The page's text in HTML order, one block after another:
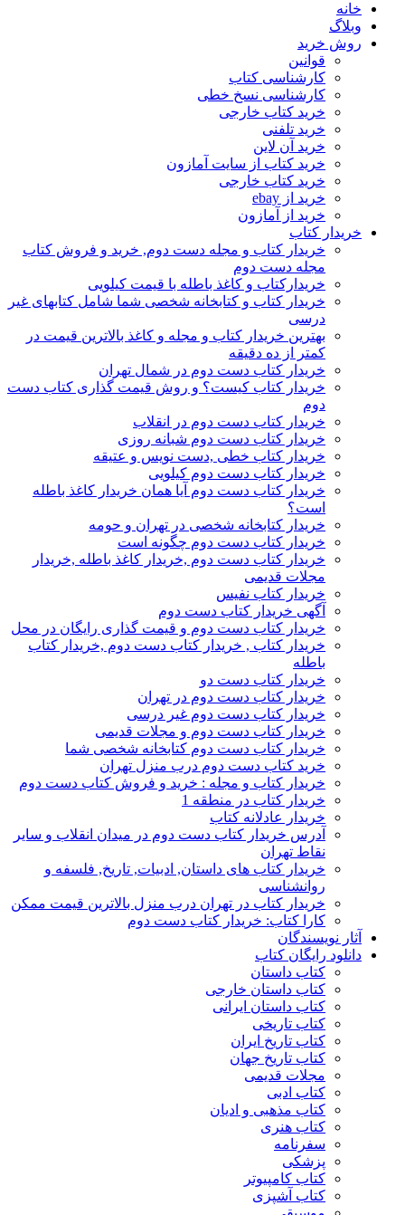
خانه
وبلاگ
روش خرید
قوانین
کارشناسی کتاب
کارشناسی نسخ خطی
خرید کتاب خارجی
خرید تلفنی
خرید آن لاین
خرید کتاب از سایت آمازون
خرید کتاب خارجی
خرید از ebay
خرید از آمازون
خریدار کتاب
خریدار کتاب و مجله دست دوم, خرید و فروش کتاب
مجله دست دوم
خریدارکتاب و کاغذ باطله با قیمت کیلویی
خریدار کتاب و کتابخانه شخصی شما شامل کتابهای غیر
درسی
بهترین خریدار کتاب و مجله و کاغذ بالاترین قیمت در
کمتر از ده دقیقه
خریدار کتاب دست دوم در شمال تهران
خریدار کتاب کیست؟ و روش قیمت گذاری کتاب دست
دوم
خریدار کتاب دست دوم در انقلاب
خریدار کتاب دست دوم شبانه روزی
خریدار کتاب خطی ,دست نویس و عتیقه
خریدار کتاب دست دوم کیلویی
خریدار کتاب دست دوم آیا همان خریدار کاغذ باطله
است؟
خریدار کتابخانه شخصی در تهران و حومه
خریدار کتاب دست دوم چگونه است
خریدار کتاب دست دوم ,خریدار کاغذ باطله ,خریدار
مجلات قدیمی
خریدار کتاب نفیس
آگهی خریدار کتاب دست دوم
خریدار کتاب دست دوم و قیمت گذاری رایگان در محل
خریدار کتاب , خریدار کتاب دست دوم ,خریدار کتاب
باطله
خریدار کتاب دست دو
خریدار کتاب دست دوم در تهران
خریدار کتاب دست دوم غیر درسی
خریدار کتاب دست دوم و مجلات قدیمی
خریدار کتاب دست دوم کتابخانه شخصی شما
خرید کتاب دست دوم درب منزل تهران
خریدار کتاب و مجله : خرید و فروش کتاب دست دوم
خریدار کتاب در منطقه 1
خریدار عادلانه کتاب
آدرس خریدار کتاب دست دوم در میدان انقلاب و سایر
نقاط تهران
خریدار کتاب های داستان, ادبیات, تاریخ, فلسفه و
روانشناسی
خریدار کتاب در تهران درب منزل بالاترین قیمت ممکن
کارا کتاب: خریدار کتاب دست دوم
آثار نویسندگان
دانلود رایگان کتاب
کتاب داستان
کتاب داستان خارجی
کتاب داستان ایرانی
کتاب تاریخی
کتاب تاریخ ایران
کتاب تاریخ جهان
مجلات قدیمی
کتاب ادبی
کتاب مذهبی و ادیان
کتاب هنری
سفرنامه
پزشکی
کتاب کامپیوتر
کتاب آشپزی